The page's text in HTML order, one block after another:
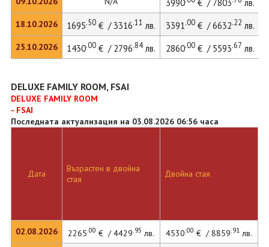
18.10.2026
25.10.2026
3990 € / 7803
лв.
1695.50€ / 3316.11 лв. 3391.00€ / 6632.22 лв.
1430.00€ / 2796.84лв. 2860.00€ / 5593.67 лв.
DELUXE FAMILY ROOM, FSAI
DELUXE FAMILY ROOM
- FSAI
Последната актуализация на 03.08.2026 06:56 часа
Дата
02.08.2026
Възрастен в двойна
стая
Двойна стая
2265.00 € / 4429.95 лв. 4530.00 € / 8859.91лв.